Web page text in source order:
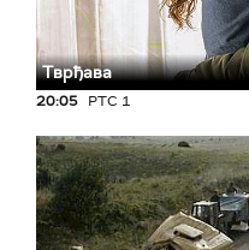
Тврђава
20:05 РТС 1